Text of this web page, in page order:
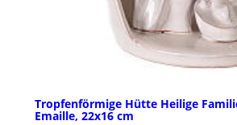
Tropfenförmige Hütte Heilige
Emaille, 22x16 cm